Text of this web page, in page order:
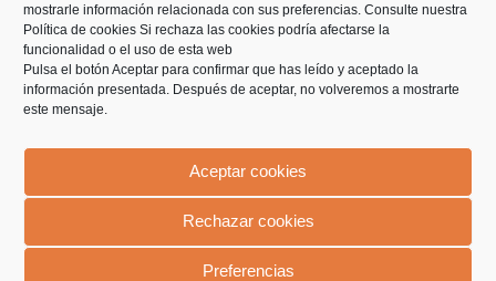
mostrarle información relacionada con sus preferencias. Consulte nuestra
Política de cookies Si rechaza las cookies podría afectarse la
funcionalidad o el uso de esta web
Pulsa el botón Aceptar para confirmar que has leído y aceptado la
información presentada. Después de aceptar, no volveremos a mostrarte
este mensaje.
Aceptar cookies
Rechazar cookies
Preferencias
Necesitas más información